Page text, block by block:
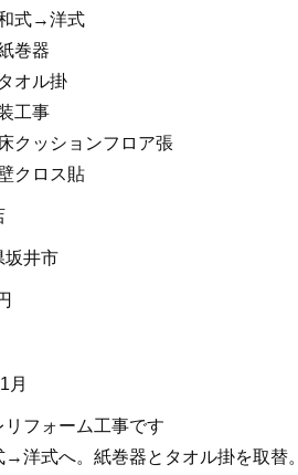
和式→洋式
巻器
オル掛
工事
床クッションフロア張
壁クロス貼
坂井市
月
リフォーム工事です
→洋式へ。紙巻器とタオル掛を取替。